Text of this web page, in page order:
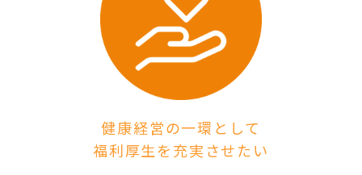
健康経営の一環として
福利厚生を充実させたい